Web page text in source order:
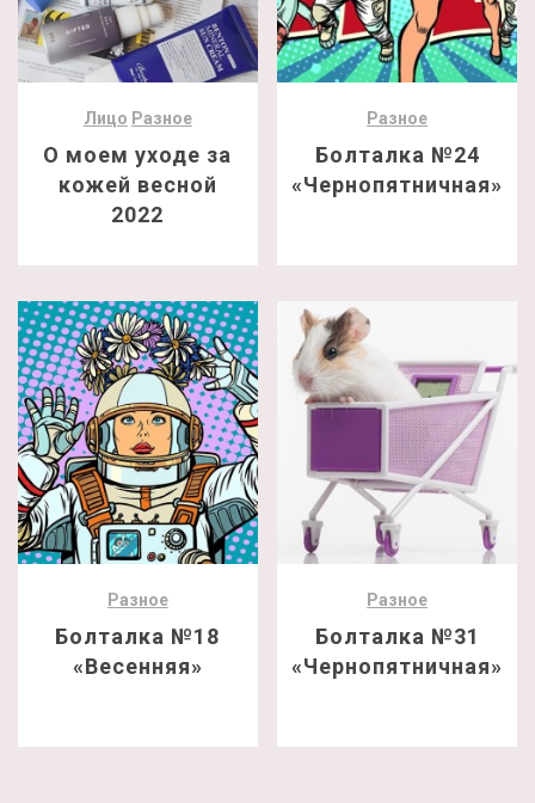
Лицо Разное
О моем уходе за
кожей весной
2022
Разное
Болталка №24
«Чернопятничная»
Разное
Болталка №18
«Весенняя»
Разное
Болталка №31
«Чернопятничная»